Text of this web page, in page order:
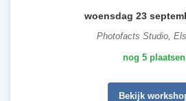
woensdag 23
Photofacts Studio,
nog 5 plaatsen
Bekijk